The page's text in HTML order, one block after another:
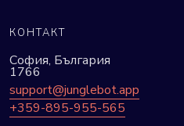
КОНТАКТ
София, България
1766
support@junglebot.app
+359-895-955-565